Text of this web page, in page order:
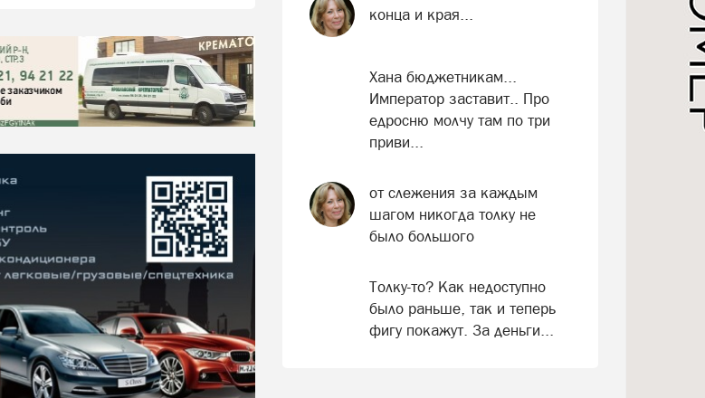
конца и края...
Хана бюджетникам...
Император заставит.. Про
едросню молчу там по три
приви...
от слежения за каждым
шагом никогда толку не
было большого
Толку-то? Как недоступно
было раньше, так и теперь
фигу покажут. За деньги...